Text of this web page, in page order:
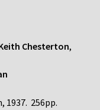
Chesterton,
1937. 256pp.